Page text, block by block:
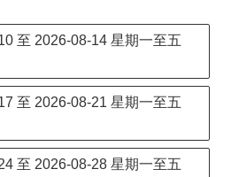
至 2026-08-14 星期一至五
至 2026-08-21 星期一至五
至 2026-08-28 星期一至五